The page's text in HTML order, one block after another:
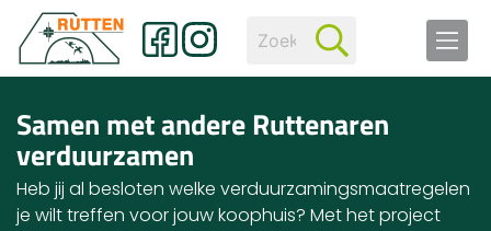
Samen met andere Ruttenaren
verduurzamen
Heb jij al besloten welke verduurzamingsmaatregelen
je wilt treffen voor jouw koophuis? Met het project